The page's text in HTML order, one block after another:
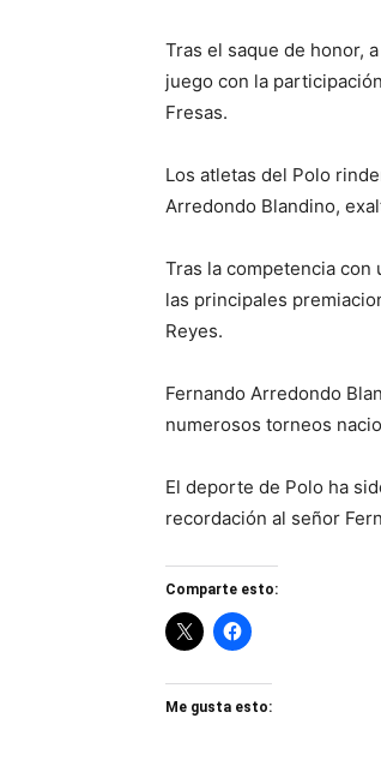
Tras el saque de honor,
juego con la
Fresas.
Los atletas del Polo
Arredondo Blandino,
Tras la competencia
las principales
Reyes.
Fernando Arredondo
numerosos torneos
El deporte de Polo ha
recordación al señor
Comparte esto:
Me gusta esto: